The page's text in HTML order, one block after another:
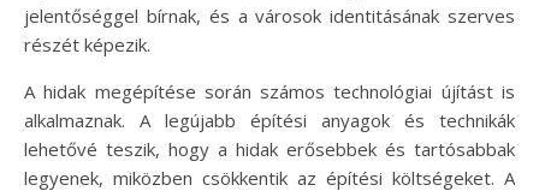
jelentőséggel bírnak, és a városok identitásának szerves
részét képezik.
A hidak megépítése során számos technológiai újítást is
alkalmaznak. A legújabb építési anyagok és technikák
lehetővé teszik, hogy a hidak erősebbek és tartósabbak
legyenek, miközben csökkentik az építési költségeket. A